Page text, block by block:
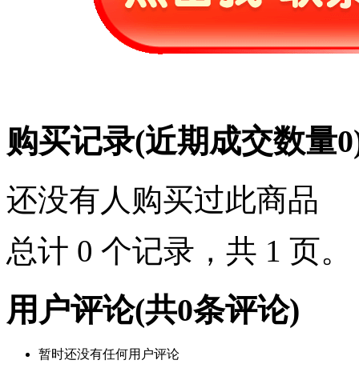
购买记录(近期成交数量0
还没有人购买过此商品
总计 0 个记录，共 1 页。
用户评论(共0条评论)
暂时还没有任何用户评论